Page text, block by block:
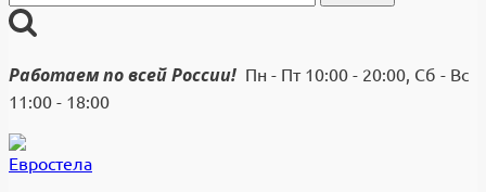
Работаем по всей России! Пн - Пт 10:00 - 20:00, Сб - Вс
11:00 - 18:00